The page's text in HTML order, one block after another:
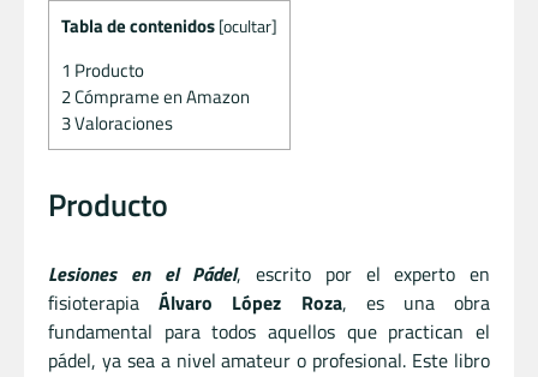
Tabla de contenidos [ocultar]
1 Producto
2Cómprame en Amazon
3Valoraciones
Producto
Lesiones en el Pádel, escrito por el experto en
fisioterapiaÁlvaro López Roza, es una obra
fundamental para todos aquellos que practican el
pádel, ya sea a nivel amateur o profesional. Este libro